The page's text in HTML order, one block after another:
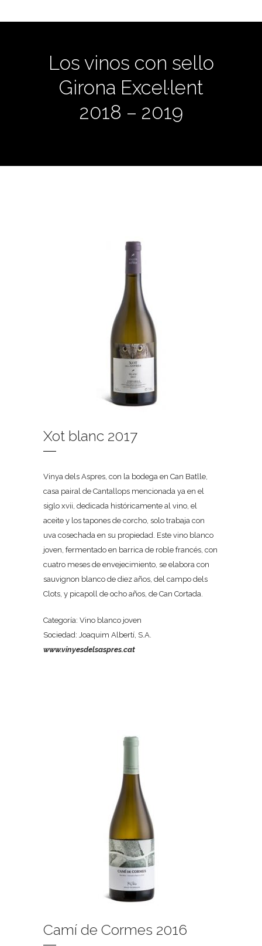
Los vinos con sello
Girona Excel·lent
2018 – 2019
Xot blanc 2017
Vinya dels Aspres, con la bodega en Can Batlle,
casa pairal de Cantallops mencionada ya en el
siglo xvii, dedicada históricamente al vino, el
aceite y los tapones de corcho, solo trabaja con
uva cosechada en su propiedad. Este vino blanco
joven, fermentado en barrica de roble francés, con
cuatro meses de envejecimiento, se elabora con
sauvignon blanco de diez años, del campo dels
Clots, y picapoll de ocho años, de Can Cortada.
Categoría: Vino blanco joven
Sociedad: Joaquim Albertí, S.A.
www.vinyesdelsaspres.cat
Camí de Cormes 2016